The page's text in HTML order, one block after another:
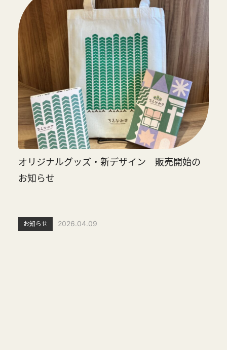
オリジナルグッズ・新デザイン 販売開始の
お知らせ
お知らせ 2026.04.09